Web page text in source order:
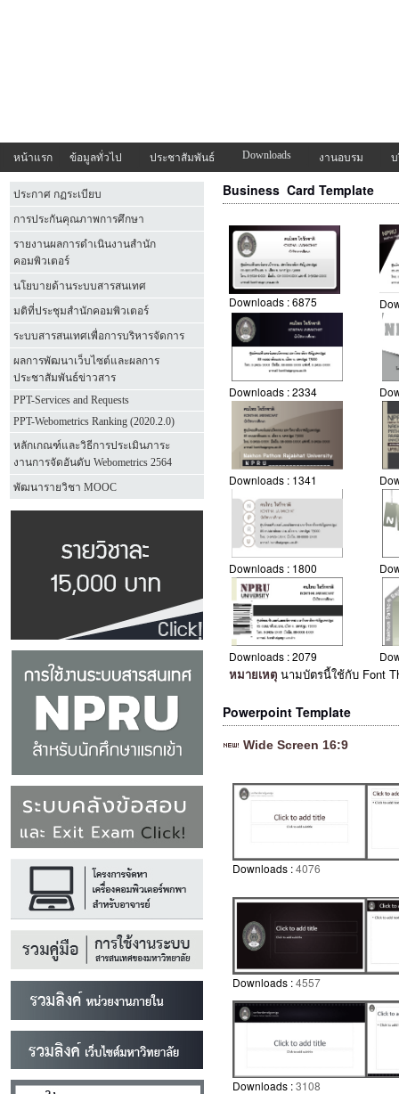
หน้าแรก ข้อมูลทั่วไป ประชาสัมพันธ์ Downloads งานอบรม บ
ประกาศ กฏระเบียบ
การประกันคุณภาพการศึกษา
รายงานผลการดำเนินงานสำนัก
คอมพิวเตอร์
นโยบายด้านระบบสารสนเทศ
มติที่ประชุมสำนักคอมพิวเตอร์
ระบบสารสนเทศเพื่อการบริหารจัดการ
ผลการพัฒนาเว็บไซต์และผลการ
ประชาสัมพันธ์ข่าวสาร
PPT-Services and Requests
PPT-Webometrics Ranking (2020.2.0)
หลักเกณฑ์และวิธีการประเมินภาระ
งานการจัดอันดับ Webometrics 2564
พัฒนารายวิชา MOOC
Business Card Template
Downloads :6875
Downloads :2334
Downloads : 1341
Downloads : 1800
Downloads :2079
หมายเหตุ นามบัตรนี้ใช้กับ Font
Powerpoint Template
Wide Screen 16:9
Downloads :4076
Downloads :4557
Downloads :3108